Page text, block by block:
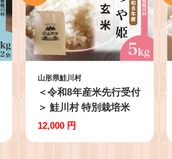
山形県鮭川村
＜令和8年産米先行受付
＞ 鮭川村 特別栽培米
つや姫 【玄米】 5kg
12,000 円